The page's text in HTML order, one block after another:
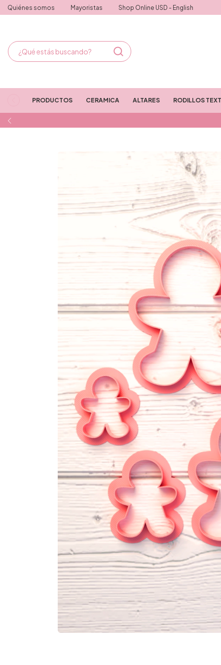
Quiénes somos Mayoristas Shop Online USD - English
PRODUCTOS CERAMICA ALTARES RODILLOS